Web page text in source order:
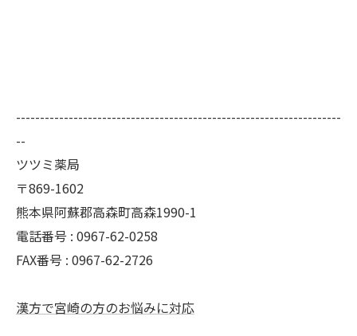
--------------------------------------------------------------------
--
ツツミ薬局
〒869-1602
熊本県阿蘇郡高森町高森1990-1
電話番号 : 0967-62-0258
FAX番号 : 0967-62-2726
漢方で宮崎の方のお悩みに対応